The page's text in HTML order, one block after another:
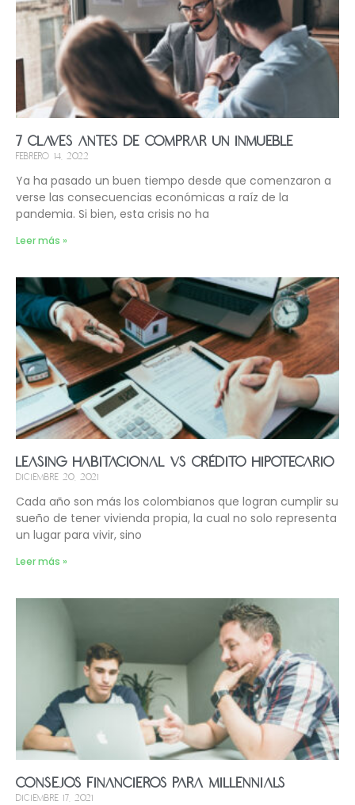
7 claves antes de comprar un inmueble
febrero 14, 2022
Ya ha pasado un buen tiempo desde que comenzaron a
verse las consecuencias económicas a raíz de la
pandemia. Si bien, esta crisis no ha
Leer más »
Leasing habitacional vs crédito hipotecario
diciembre 20, 2021
Cada año son más los colombianos que logran cumplir su
sueño de tener vivienda propia, la cual no solo representa
un lugar para vivir, sino
Leer más »
Consejos financieros para millennials
diciembre 17, 2021